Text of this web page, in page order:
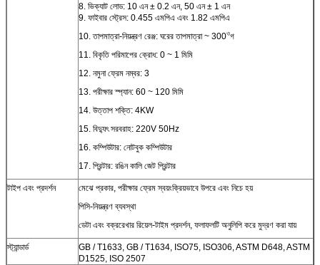
8. ভিক্যাট লোড: 10 এন ± 0.2 এন, 50 এন ± 1 এন
9. ফাইবার স্ট্রেস: 0.455 এমপিএ এবং 1.82 এমপিএ
10. তাপমাত্রা-নিয়ন্ত্রণ রেঞ্জ: ঘরের তাপমাত্রা ~ 300ওগ
11. বিকৃতি পরিমাপের ক্রোধ: 0 ~ 1 মিমি
12. নমুনা ফ্রেম নম্বর: 3
13. পরীক্ষার স্প্যান: 60 ~ 120 মিমি
14. উত্তাপ শক্তি: 4KW
15. বিদ্যুৎ সরবরাহ: 220V 50Hz
16. কম্পিউটার: নোটবুক কম্পিউটার
17. প্রিন্টার: রঙিন কালি জেট প্রিন্টার
টাইপ এবং প্রদর্শন
মেঝে প্রকার, পরীক্ষার ফ্রেম স্বয়ংক্রিয়ভাবে উপরে এবং নিচে হয়
পিসি-নিয়ন্ত্রণ ব্যবস্থা
ডেটা এবং বক্ররেখার রিয়েল-টাইম প্রদর্শন, ফলাফলটি অনুলিপি করে মুদ্রণ করা যায়
স্ট্যান্ডার্ড
GB / T1633, GB / T1634, ISO75, ISO306, ASTM D648, ASTM
D1525, ISO 2507